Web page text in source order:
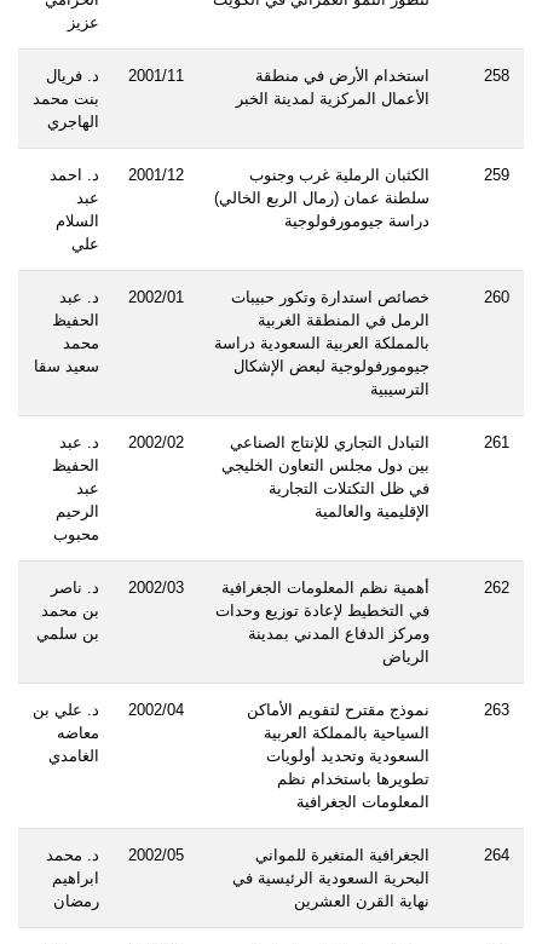
عزيز
258
استخدام الأرض في منطقة
الأعمال المركزية لمدينة الخبر
2001/11
د. فريال
بنت محمد
الهاجري
259
الكثبان الرملية غرب وجنوب
سلطنة عمان (رمال الربع الخالي)
دراسة جيومورفولوجية
2001/12
د. احمد
عبد
السلام
علي
260
خصائص استدارة وتكور حبيبات
الرمل في المنطقة الغربية
بالمملكة العربية السعودية دراسة
جيومورفولوجية لبعض الإشكال
الترسيبية
2002/01
د. عبد
الحفيظ
محمد
سعيد سقا
261
التبادل التجاري للإنتاج الصناعي
بين دول مجلس التعاون الخليجي
في ظل التكتلات التجارية
الإقليمية والعالمية
2002/02
د. عبد
الحفيظ
عبد
الرحيم
محبوب
262
أهمية نظم المعلومات الجغرافية
في التخطيط لإعادة توزيع وحدات
ومركز الدفاع المدني بمدينة
الرياض
2002/03
د. ناصر
بن محمد
بن سلمي
263
نموذج مقترح لتقويم الأماكن
السياحية بالمملكة العربية
السعودية وتحديد أولويات
تطويرها باستخدام نظم
المعلومات الجغرافية
2002/04
د. علي بن
معاضه
الغامدي
264
الجغرافية المتغيرة للمواني
البحرية السعودية الرئيسية في
نهاية القرن العشرين
2002/05
د. محمد
ابراهيم
رمضان